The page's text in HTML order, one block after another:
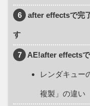
6 after effectsで完
す
7 AE!after effects
レンダキュー
複製」の違い